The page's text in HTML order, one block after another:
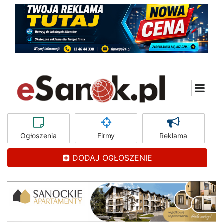
Ogłoszenia Firmy Reklama
DODAJ OGŁOSZENIE